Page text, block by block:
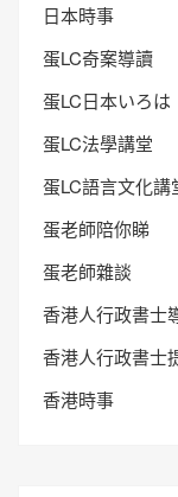
日本時事
蛋LC奇案導讀
蛋LC日本いろは
蛋LC法學講堂
蛋LC語言文化講
蛋老師陪你睇
蛋老師雜談
香港人行政書士
香港人行政書士
香港時事